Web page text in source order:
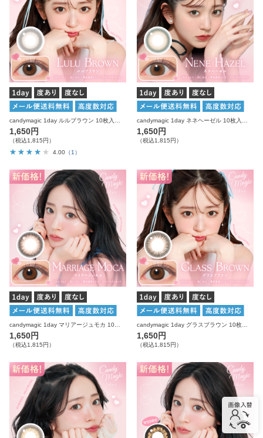
candymagic 1day ルルブラウン 10枚入り キャンディーマジック カラコン
1,650円
（税込1,815円）
4.00 （1）
candymagic 1day ネネヘーゼル 10枚入り キャンディーマジック カラコン
1,650円
（税込1,815円）
1,650円
（税込1,815円）
1,650円
（税込1,815円）